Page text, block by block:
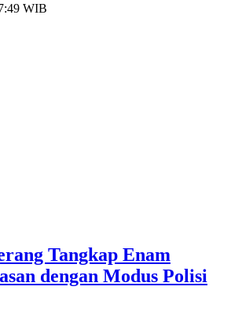
WIB
Tangkap Enam
dengan Modus Polisi